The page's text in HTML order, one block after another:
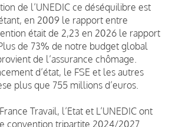
de l’UNEDIC ce déséquilibre est
en 2009 le rapport entre
était de 2,23 en 2026 le rapport
de 73% de notre budget global
de l’assurance chômage.
d’état, le FSE et les autres
plus que 755 millions d’euros.
Travail, l’Etat et L’UNEDIC ont
convention tripartite 2024/2027